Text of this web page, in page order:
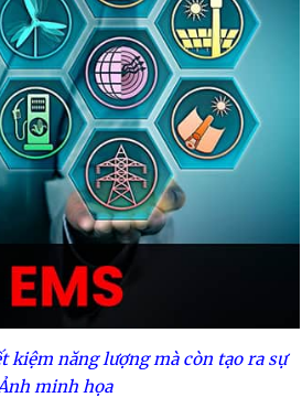
kiệm năng lượng mà còn tạo ra sự
minh họa